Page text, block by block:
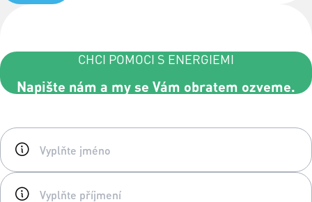
CHCI POMOCI S ENERGIEMI
Napište nám a my se Vám obratem ozveme.